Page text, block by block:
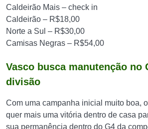
Caldeirão Mais – check in
Caldeirão – R$18,00
Norte a Sul – R$30,00
Camisas Negras – R$54,00
Vasco busca manutenção no
divisão
Com uma campanha inicial muito boa,
quer mais uma vitória dentro de casa
sua permanência dentro do G4 da